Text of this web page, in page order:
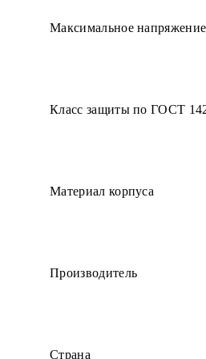
Максимальное
Класс защиты по ГОСТ
Материал корпуса
Производитель
Страна